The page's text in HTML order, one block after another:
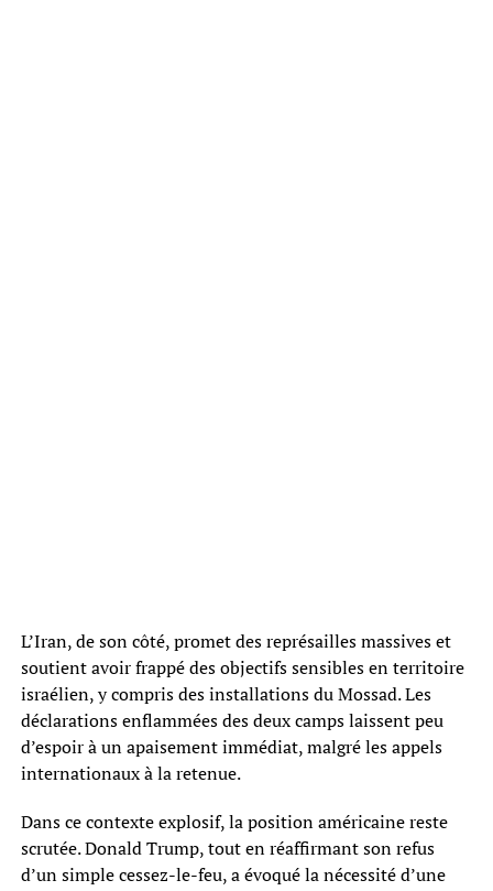
L’Iran, de son côté, promet des représailles massives et
soutient avoir frappé des objectifs sensibles en territoire
israélien, y compris des installations du Mossad. Les
déclarations enflammées des deux camps laissent peu
d’espoir à un apaisement immédiat, malgré les appels
internationaux à la retenue.
Dans ce contexte explosif, la position américaine reste
scrutée. Donald Trump, tout en réaffirmant son refus
d’un simple cessez-le-feu, a évoqué la nécessité d’une